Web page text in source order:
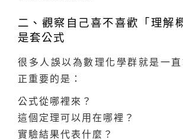
二、觀察自己喜不喜歡「理解
是套公式
很多人誤以為數理化學群就是一
正重要的是：
公式從哪裡來？
這個定理可以用在哪裡？
實驗結果代表什麼？